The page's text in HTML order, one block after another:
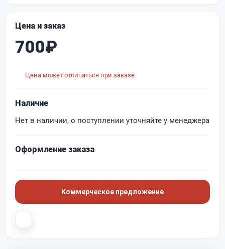
Цена и заказ
700₽
Цена может отличаться при заказе
Наличие
Нет в наличии, о поступлении уточняйте у менеджера
Оформление заказа
Коммерческое предложение